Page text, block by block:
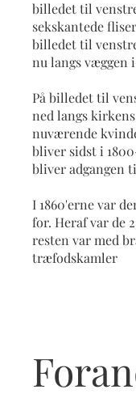
billedet til
sekskantede
billedet til
nu langs væggen
På billedet til
ned langs
nuværende
bliver sidst i
bliver adgangen
I 1860'erne var
for. Heraf var de
resten var med
træfodskamler